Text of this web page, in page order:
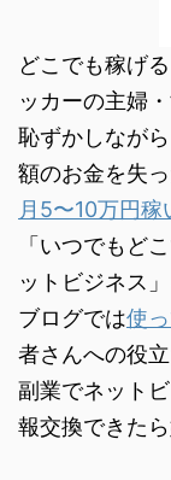
どこでも稼げ
ッカーの主婦・
恥ずかしなが
額のお金を失
月5〜10万円稼
「いつでもど
ットビジネス
ブログでは使
者さんへの役
副業でネット
報交換できた